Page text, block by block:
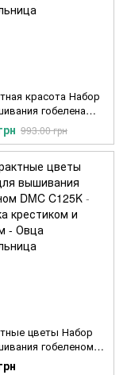
красота Набор
гобелена
993.00 грн
цветы Набор
гобеленом